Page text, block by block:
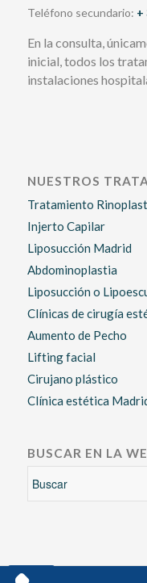
Teléfono secundario: +
En la consulta,
inicial, todos los
instalaciones
NUESTROS
Tratamiento
Injerto Capilar
Liposucción Madrid
Abdominoplastia
Liposucción o
Clínicas de cirugía
Aumento de Pecho
Lifting facial
Cirujano plástico
Clínica estética
BUSCAR EN LA